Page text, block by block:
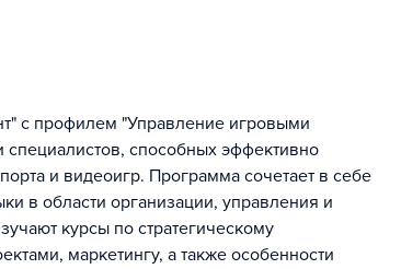
с профилем "Управление игровыми
способных эффективно
и видеоигр. Программа сочетает в себе
в области организации, управления и
курсы по стратегическому
маркетингу, а также особенности